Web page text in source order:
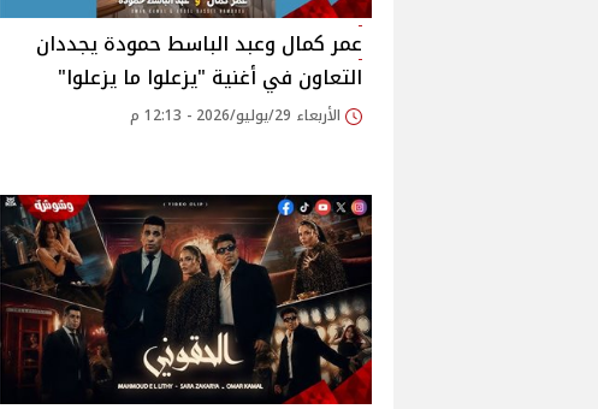
عمر كمال وعبد الباسط حمودة يجددان
التعاون في أغنية "يزعلوا ما يزعلوا"
الأربعاء 29/يوليو/2026 - 12:13 م